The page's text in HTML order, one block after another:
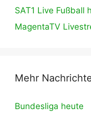
SAT1 Live Fußball
MagentaTV
Mehr
Bundesliga heute